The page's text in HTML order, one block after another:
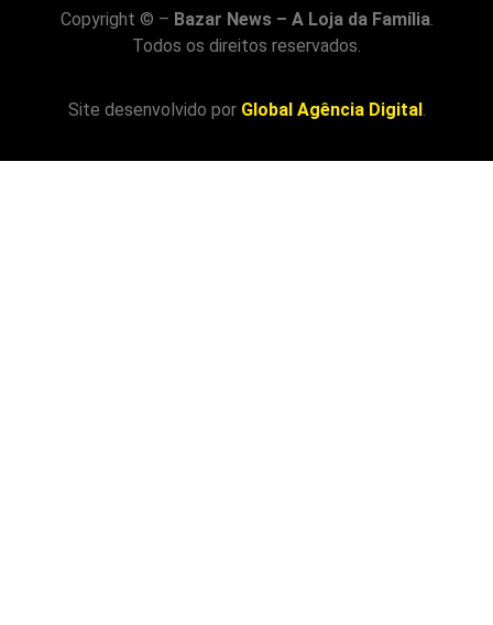
Copyright © – Bazar News – A Loja da Família.
Todos os direitos reservados.
Site desenvolvido por Global Agência Digital.